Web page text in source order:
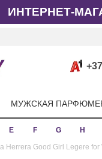
ИНТЕРНЕТ-
МУЖСКАЯ
E F G H
Herrera Good Girl Legere for